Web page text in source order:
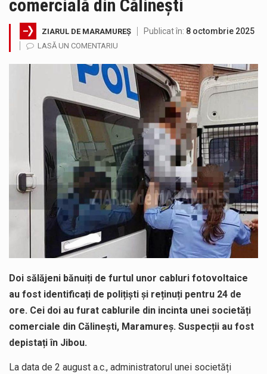
COD GALBEN. Interval de valabilitate: 07 august, ora 12.00 – 07 august, ora 23.00 / Fenomene vizate: instabilitate atmosferică, intensificări…
Pe scurt. Statuia lui PINTEA VITEAZU din fața Jandarmeriei Maramures a ajuns să fie zilele acestea mărul discordiei între administrații.…
Noile statii de călători, achizitionate la preț de garsonieră per bucată, dezamăgesc total cetățenii care folosesc mijloacele de transport în…
comercială din Călinești
ZIARUL DE MARAMUREȘ Publicat în: 8 octombrie 2025
LASĂ UN COMENTARIU
Doi sălăjeni bănuiți de furtul unor cabluri fotovoltaice
au fost identificați de polițiști și reținuți pentru 24 de
ore. Cei doi au furat cablurile din incinta unei societăți
comerciale din Călinești, Maramureș. Suspecții au fost
depistați în Jibou.
La data de 2 august a.c., administratorul unei societăți